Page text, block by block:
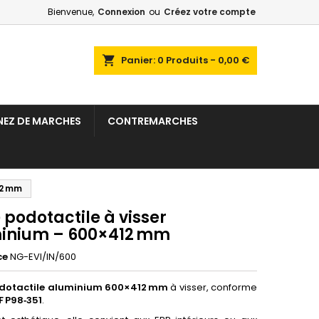
Bienvenue, Connexion ou Créez votre compte
Panier 0 Produits - 0,00 €
DE MARCHES CONTREMARCHES
mm
podotactile à visser
– 600×412 mm
NG-EVI/IN/600
aluminium 600×412 mm à visser, conforme
P98‑351.